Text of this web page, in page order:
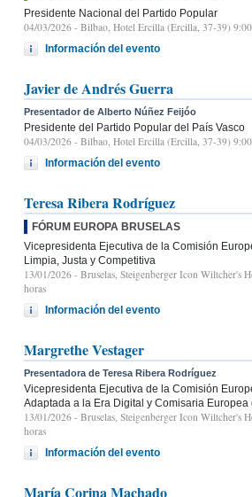
Presidente Nacional del Partido Popular
04/03/2026 - Bilbao, Hotel Ercilla (Ercilla, 37-39)
Información del evento
Javier de Andrés Guerra
Presentador de Alberto Núñez Feijóo
Presidente del Partido Popular del País Vasco
04/03/2026 - Bilbao, Hotel Ercilla (Ercilla, 37-39)
Información del evento
Teresa Ribera Rodríguez
FÓRUM EUROPA BRUSELAS
Vicepresidenta Ejecutiva de la Comisión
Limpia, Justa y Competitiva
13/01/2026 - Bruselas, Steigenberger Icon Wiltcher's
horas
Información del evento
Margrethe Vestager
Presentadora de Teresa Ribera Rodríguez
Vicepresidenta Ejecutiva de la Comisión
Adaptada a la Era Digital y Comisaria Europea
13/01/2026 - Bruselas, Steigenberger Icon Wiltcher's
horas
Información del evento
María Corina Machado